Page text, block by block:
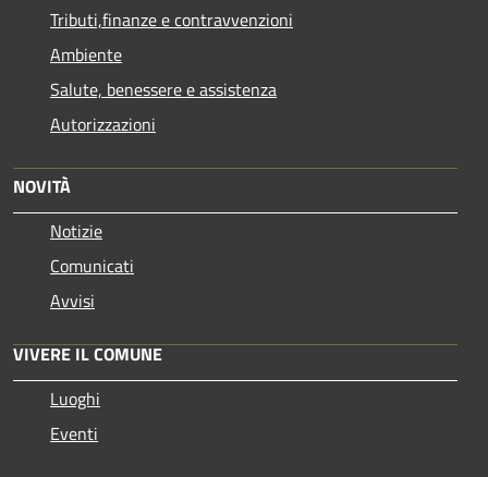
Tributi,finanze e contravvenzioni
Ambiente
Salute, benessere e assistenza
Autorizzazioni
NOVITÀ
Notizie
Comunicati
Avvisi
VIVERE IL COMUNE
Luoghi
Eventi